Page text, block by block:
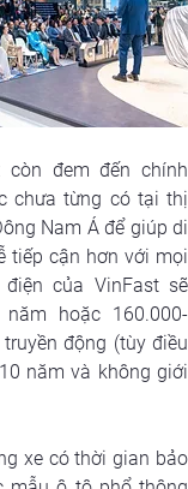
còn đem đến chính
chưa từng có tại thị
Nam Á để giúp di
tiếp cận hơn với mọi
của VinFast sẽ
hoặc 160.000-
động (tùy điều
năm và không giới
xe có thời gian bảo